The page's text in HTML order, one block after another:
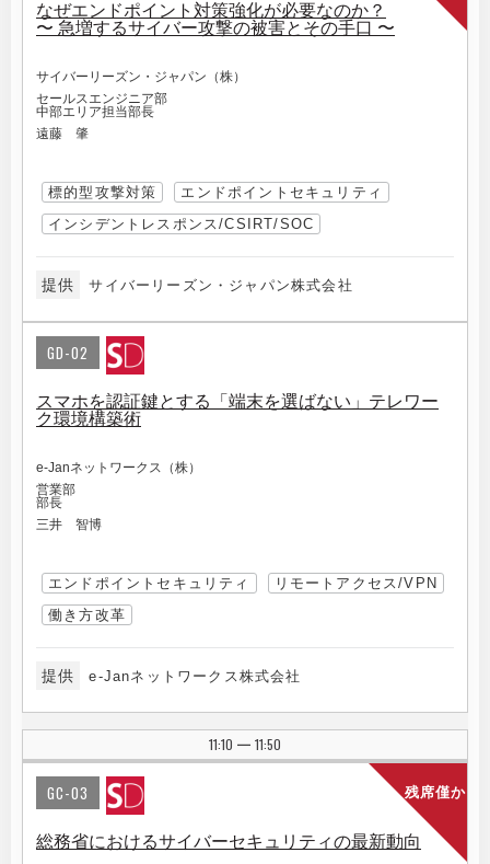
なぜエンドポイント対策強化が必要なのか？
〜 急増するサイバー攻撃の被害とその手口 〜
サイバーリーズン・ジャパン（株）
セールスエンジニア部
中部エリア担当部長
遠藤 肇
標的型攻撃対策
エンドポイントセキュリティ
インシデントレスポンス/CSIRT/SOC
提供 サイバーリーズン・ジャパン株式会社
GD-02
スマホを認証鍵とする「端末を選ばない」テレワー
ク環境構築術
e-Janネットワークス（株）
営業部
部長
三井 智博
エンドポイントセキュリティ
リモートアクセス/VPN
働き方改革
提供 e-Janネットワークス株式会社
11:10 | 11:50
残席僅か
GC-03
総務省におけるサイバーセキュリティの最新動向